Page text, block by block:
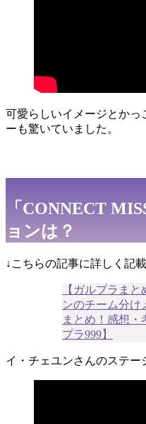
可愛らしいイメージとかっ
ーも驚いていました。
「CONNECT
ョンは？
↓こちらの記事に詳しく記
【ガルプラま
ンのチーム分け
まとめ！感想・
プラ999】
イ・チェユンさんのステー